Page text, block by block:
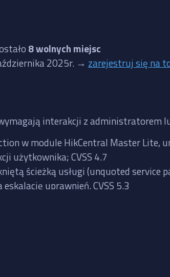
8 wolnych miejsc
2025r. → zarejestruj się na to
interakcji z administratorem
w module HikCentral Master Lite,
użytkownika; CVSS 4.7
ścieżką usługi (unquoted service
uprawnień. CVSS 5.3